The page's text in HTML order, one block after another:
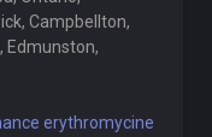
Campbellton,
Edmunston,
erythromycine